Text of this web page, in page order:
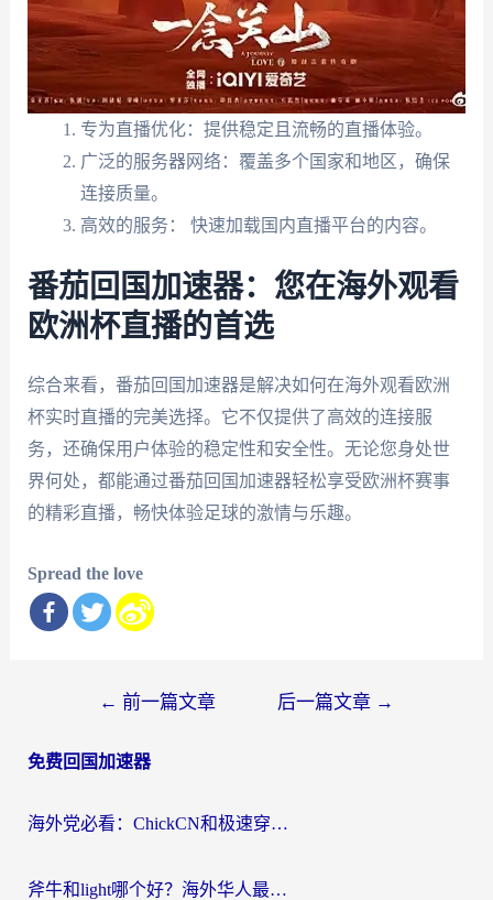
专为直播优化：提供稳定且流畅的直播体验。
广泛的服务器网络：覆盖多个国家和地区，确保
连接质量。
高效的服务： 快速加载国内直播平台的内容。
番茄回国加速器：您在海外观看
欧洲杯直播的首选
综合来看，番茄回国加速器是解决如何在海外观看欧洲
杯实时直播的完美选择。它不仅提供了高效的连接服
务，还确保用户体验的稳定性和安全性。无论您身处世
界何处，都能通过番茄回国加速器轻松享受欧洲杯赛事
的精彩直播，畅快体验足球的激情与乐趣。
Spread the love
导
← 前一篇文章 后一篇文章 →
免费回国加速器
海外党必看：ChickCN和极速穿梭VPN好用吗？3招教你选对回国加速器无缝刷国内资源
斧牛和light哪个好？海外华人最关心的回国加速器选择难题，一篇讲透